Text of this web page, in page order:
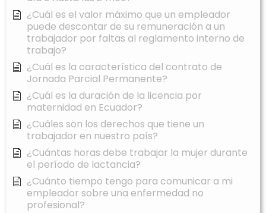
¿Cuál es el valor máximo que un empleador
puede descontar de su remuneración a un
trabajador por faltas al reglamento interno de
trabajo?
¿Cuál es la característica del contrato de
Jornada Parcial Permanente?
¿Cuál es la duración de la licencia por
maternidad en Ecuador?
¿Cuáles son los derechos que tiene un
trabajador en nuestro país?
¿Cuántas horas debe trabajar la mujer durante
el período de lactancia?
¿Cuánto tiempo tengo para comunicar a mi
empleador sobre una enfermedad no
profesional?